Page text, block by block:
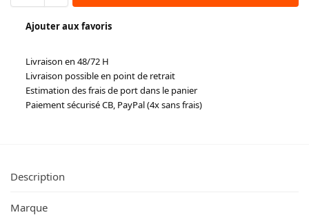
Ajouter aux favoris
Livraison en 48/72 H
Livraison possible en point de retrait
Estimation des frais de port dans le panier
Paiement sécurisé CB, PayPal (4x sans frais)
Description
Marque